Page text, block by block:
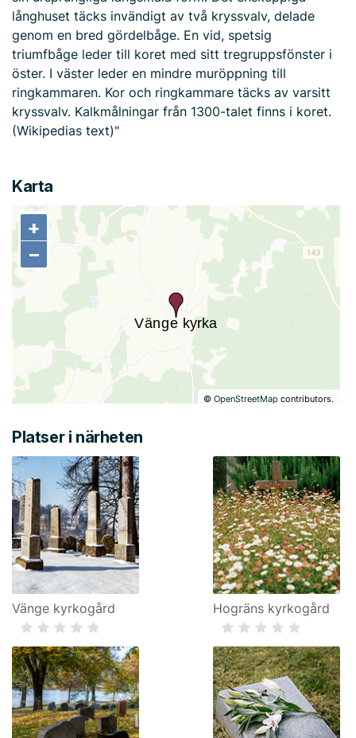
långhuset täcks invändigt av två kryssvalv, delade
genom en bred gördelbåge. En vid, spetsig
triumfbåge leder till koret med sitt tregruppsfönster i
öster. I väster leder en mindre muröppning till
ringkammaren. Kor och ringkammare täcks av varsitt
kryssvalv. Kalkmålningar från 1300-talet finns i koret.
(Wikipedias text)"
Karta
+
−
©OpenStreetMap contributors.
+
−
Platser i närheten
Vänge kyrkogård Hogräns kyrkogård